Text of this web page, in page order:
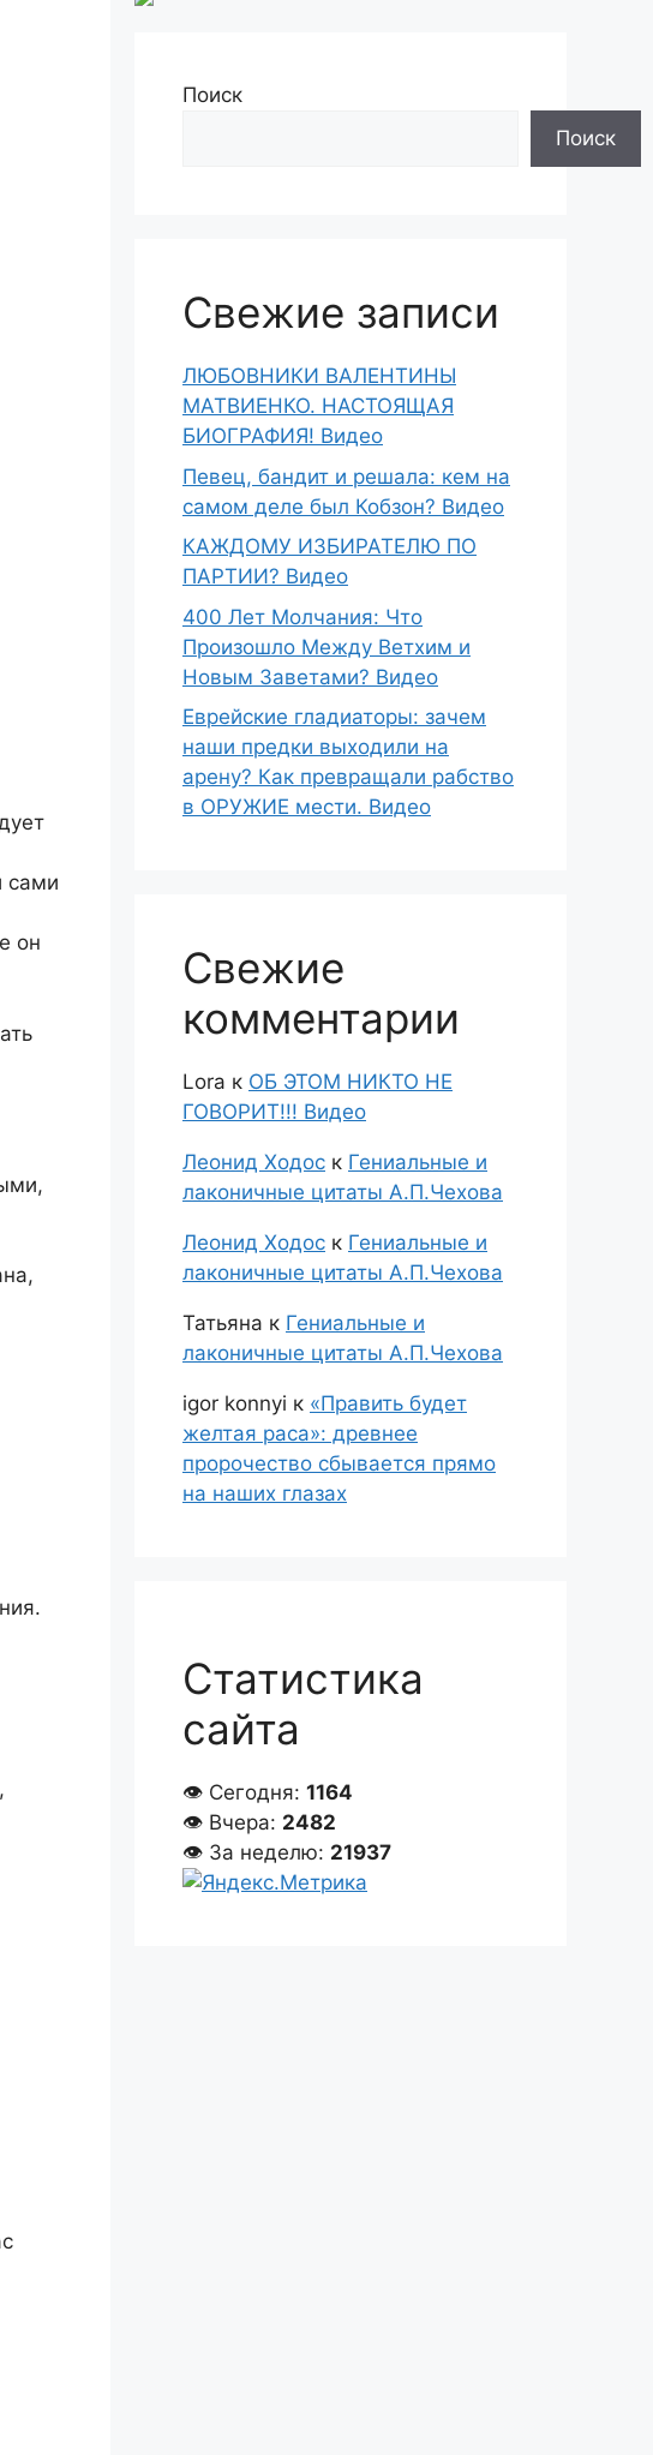
сами
он
Поиск
Поиск
Свежие записи
ЛЮБОВНИКИ ВАЛЕНТИНЫ
МАТВИЕНКО. НАСТОЯЩАЯ
БИОГРАФИЯ! Видео
Певец, бандит и решала: кем на
самом деле был Кобзон? Видео
КАЖДОМУ ИЗБИРАТЕЛЮ ПО
ПАРТИИ? Видео
400 Лет Молчания: Что
Произошло Между Ветхим и
Новым Заветами? Видео
Еврейские гладиаторы: зачем
наши предки выходили на
арену? Как превращали рабство
в ОРУЖИЕ мести. Видео
Свежие
комментарии
Lora к ОБ ЭТОМ НИКТО НЕ
ГОВОРИТ!!! Видео
Леонид Ходос к Гениальные и
лаконичные цитаты А.П.Чехова
Леонид Ходос к Гениальные и
лаконичные цитаты А.П.Чехова
Татьяна к Гениальные и
лаконичные цитаты А.П.Чехова
igor konnyi к «Править будет
желтая раса»: древнее
пророчество сбывается прямо
на наших глазах
Статистика
сайта
👁 Сегодня: 1164
👁 Вчера: 2482
👁 За неделю: 21937